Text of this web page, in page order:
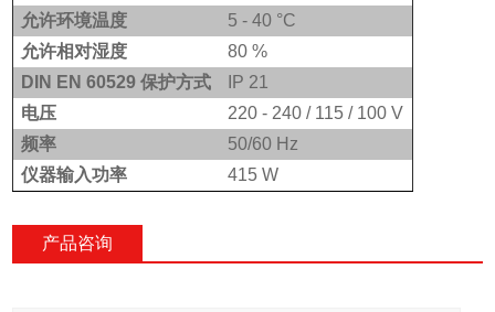
允许环境温度
5 - 40 °C
允许相对湿度
80 %
DIN EN 60529保护方式
IP 21
电压
220 - 240 / 115 / 100 V
频率
50/60 Hz
仪器输入功率
415 W
产品咨询